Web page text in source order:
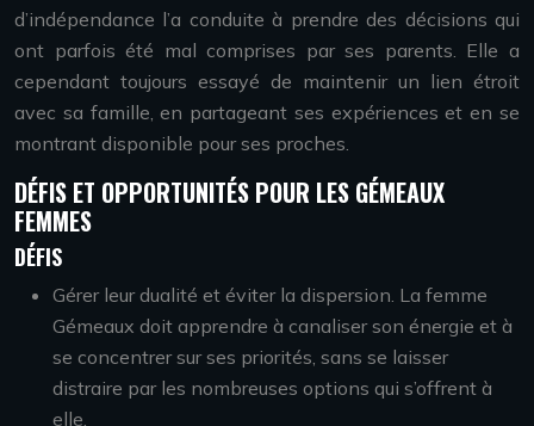
d’indépendance l’a conduite à prendre des décisions qui
ont parfois été mal comprises par ses parents. Elle a
cependant toujours essayé de maintenir un lien étroit
avec sa famille, en partageant ses expériences et en se
montrant disponible pour ses proches.
DÉFIS ET OPPORTUNITÉS POUR LES GÉMEAUX
FEMMES
DÉFIS
Gérer leur dualité et éviter la dispersion. La femme
Gémeaux doit apprendre à canaliser son énergie et à
se concentrer sur ses priorités, sans se laisser
distraire par les nombreuses options qui s’offrent à
elle.